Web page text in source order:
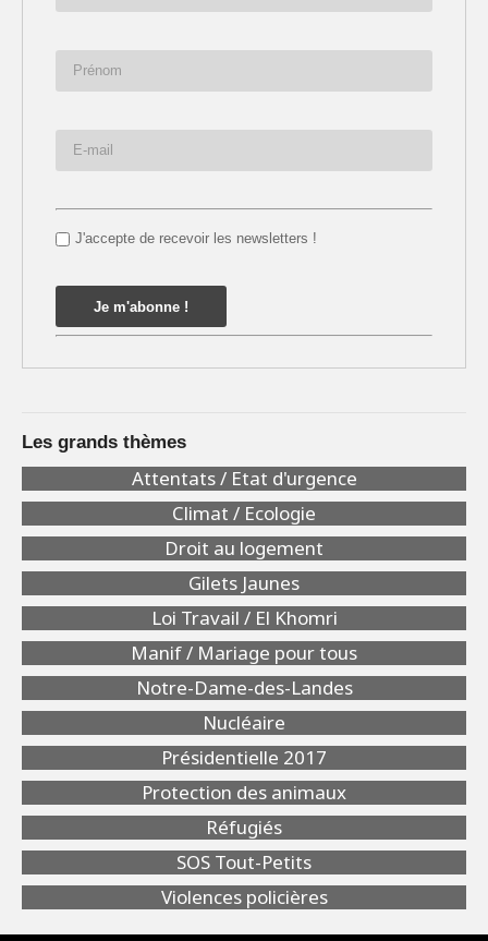
J'accepte de recevoir les newsletters !
Les grands thèmes
Attentats / Etat d'urgence
Climat / Ecologie
Droit au logement
Gilets Jaunes
Loi Travail / El Khomri
Manif / Mariage pour tous
Notre-Dame-des-Landes
Nucléaire
Présidentielle 2017
Protection des animaux
Réfugiés
SOS Tout-Petits
Violences policières